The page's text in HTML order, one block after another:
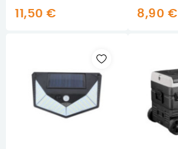
11,50 € 8,90 €